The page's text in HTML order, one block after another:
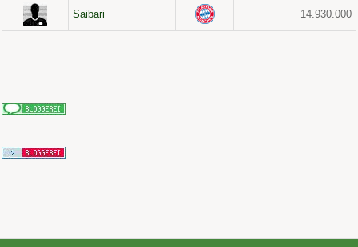
Saibari 14.930.000